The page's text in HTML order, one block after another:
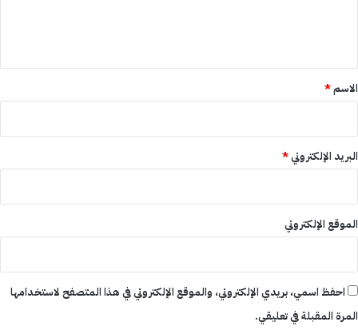
*
الاسم*
البريد الإلكتروني*
الموقع الإلكتروني
احفظ اسمي، بريدي الإلكتروني، والموقع الإلكتروني في هذا المتصفح لاستخدامها
المرة المقبلة في تعليقي.